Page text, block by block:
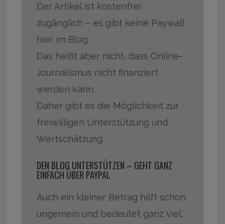
Der Artikel ist kostenfrei
zugänglich – es gibt keine Paywall
hier im Blog.
Das heißt aber nicht, dass Online-
Journalismus nicht finanziert
werden kann.
Daher gibt es die Möglichkeit zur
freiwilligen Unterstützung und
Wertschätzung.
DEN BLOG UNTERSTÜTZEN – GEHT GANZ
EINFACH ÜBER PAYPAL
Auch ein kleiner Betrag hilft schon
ungemein und bedeutet ganz viel.